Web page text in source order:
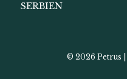
SERBIEN
© 2026 Petrus |